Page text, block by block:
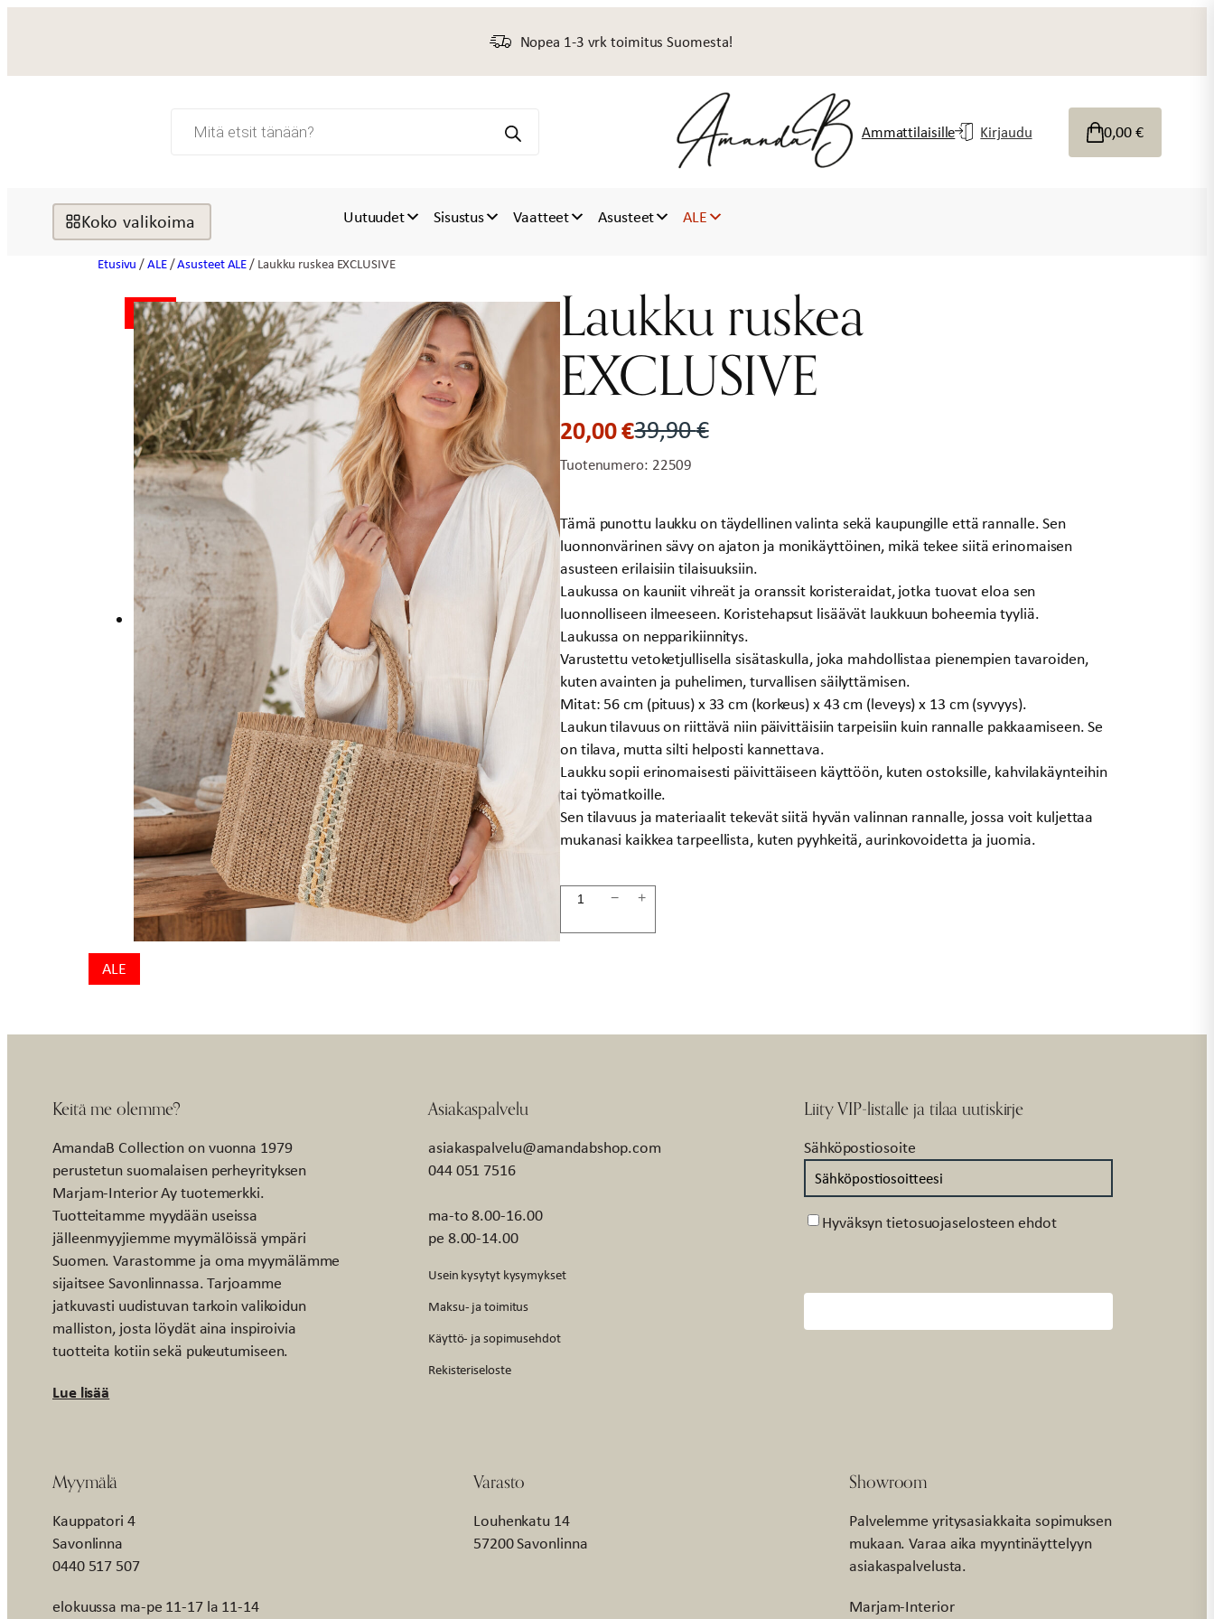
Nopea 1-3 vrk toimitus Suomesta!
search Ammattilaisille Kirjaudu 0,00€
Koko valikoima Uutuudet Sisustus Vaatteet Asusteet ALE
Etusivu /ALE/Asusteet ALE/ Laukku ruskea EXCLUSIVE
ALE
ALE
Laukku ruskea
EXCLUSIVE
39,90€
Alkuperäinen
hinta
39,90 €.
20,00€
Nykyinen
hinta
20,00 €.
Tuotenumero: 22509
Tämä punottu laukku on täydellinen valinta sekä kaupungille että rannalle. Sen
luonnonvärinen sävy on ajaton ja monikäyttöinen, mikä tekee siitä erinomaisen
asusteen erilaisiin tilaisuuksiin.
Laukussa on kauniit vihreät ja oranssit koristeraidat, jotka tuovat eloa sen
luonnolliseen ilmeeseen. Koristehapsut lisäävät laukkuun boheemia tyyliä.
Laukussa on nepparikiinnitys.
Varustettu vetoketjullisella sisätaskulla, joka mahdollistaa pienempien tavaroiden,
kuten avainten ja puhelimen, turvallisen säilyttämisen.
Mitat: 56 cm (pituus) x 33 cm (korkeus) x 43 cm (leveys) x 13 cm (syvyys).
Laukun tilavuus on riittävä niin päivittäisiin tarpeisiin kuin rannalle pakkaamiseen. Se
on tilava, mutta silti helposti kannettava.
Laukku sopii erinomaisesti päivittäiseen käyttöön, kuten ostoksille, kahvilakäynteihin
tai työmatkoille.
Sen tilavuus ja materiaalit tekevät siitä hyvän valinnan rannalle, jossa voit kuljettaa
mukanasi kaikkea tarpeellista, kuten pyyhkeitä, aurinkovoidetta ja juomia.
Laukku
− +
Keitä me olemme?
AmandaB Collection on vuonna 1979
perustetun suomalaisen perheyrityksen
Marjam-Interior Ay tuotemerkki.
Tuotteitamme myydään useissa
jälleenmyyjiemme myymälöissä ympäri
Suomen. Varastomme ja oma myymälämme
sijaitsee Savonlinnassa. Tarjoamme
jatkuvasti uudistuvan tarkoin valikoidun
malliston, josta löydät aina inspiroivia
tuotteita kotiin sekä pukeutumiseen.
Lue lisää
Asiakaspalvelu
asiakaspalvelu@amandabshop.com
044 051 7516
ma-to 8.00-16.00
pe 8.00-14.00
Usein kysytyt kysymykset
Maksu- ja toimitus
Käyttö- ja sopimusehdot
Rekisteriseloste
Liity VIP-listalle ja tilaa uutiskirje
Sähköpostiosoite
Suostumus
Hyväksyn tietosuojaselosteen ehdot
Myymälä
Kauppatori 4
Savonlinna
0440 517 507
elokuussa ma-pe 11-17 la 11-14
Varasto
Louhenkatu 14
57200 Savonlinna
Showroom
Palvelemme yritysasiakkaita sopimuksen
mukaan. Varaa aika myyntinäyttelyyn
asiakaspalvelusta.
Marjam-Interior